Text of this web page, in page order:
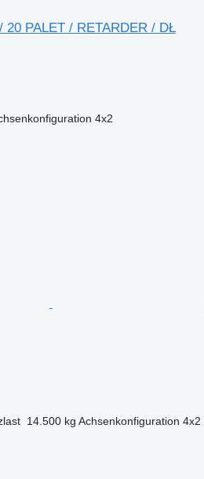
PALET / RETARDER / DŁ
4x2
14.500 kg Achsenkonfiguration 4x2